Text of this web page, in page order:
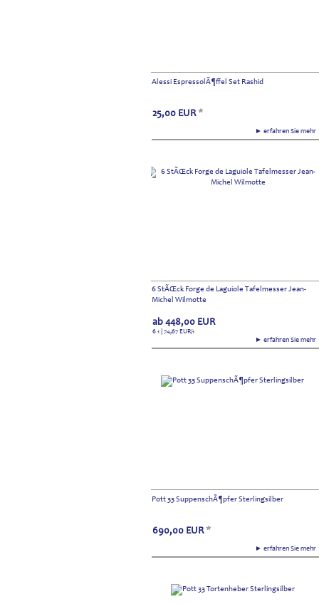
Alessi EspressolÃ¶ffel Set Rashid
► erfahren Sie
25,00 EUR *
6 StÃŒck Forge de Laguiole Tafelmesser Jean-
Michel Wilmotte
► erfahren Sie
ab 448,00 EUR
6 1 | 74,67 EUR/1
Pott 33 SuppenschÃ¶pfer Sterlingsilber
► erfahren Sie
690,00 EUR *